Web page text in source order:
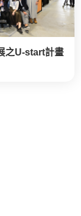
之U-start計畫